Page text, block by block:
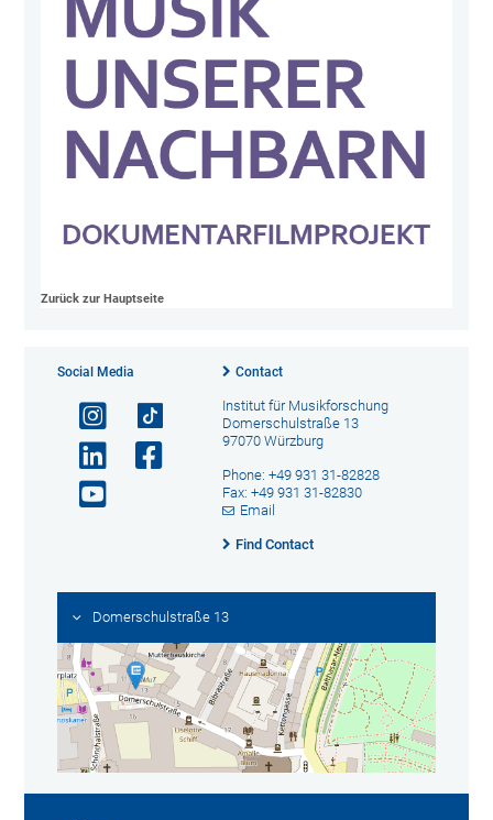
Zurück zur Hauptseite
Social Media Contact
Institut für Musikforschung
Domerschulstraße 13
97070 Würzburg
Phone: +49 931 31-82828
Fax: +49 931 31-82830
Email
Find Contact
Domerschulstraße 13